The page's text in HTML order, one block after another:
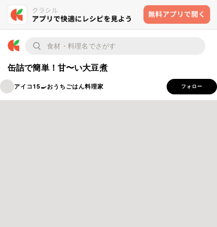
缶詰で簡単！甘〜い大豆煮
アイコ15🍳おうちごはん料理家 フォロー